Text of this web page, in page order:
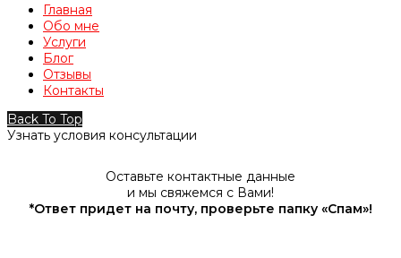
Главная
Обо мне
Услуги
Блог
Отзывы
Контакты
Back To Top
Узнать условия консультации
Оставьте контактные данные
и мы свяжемся с Вами!
*Ответ придет на почту, проверьте папку «Спам»!